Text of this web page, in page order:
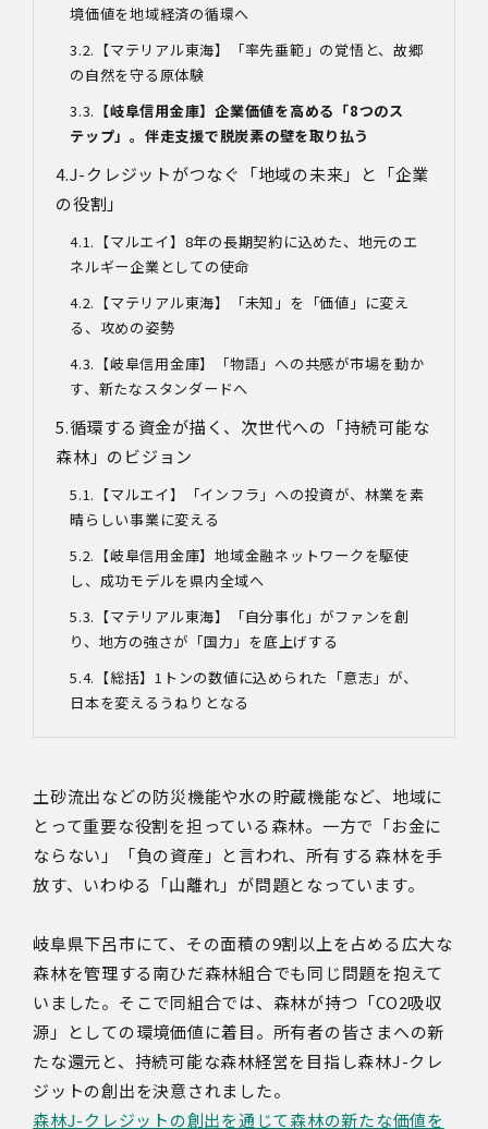
境価値を地域経済の循環へ
【マテリアル東海】「率先垂範」の覚悟と、故郷
の自然を守る原体験
【岐阜信用金庫】企業価値を高める「8つのス
テップ」。伴走支援で脱炭素の壁を取り払う
J-クレジットがつなぐ「地域の未来」と「企業
の役割」
【マルエイ】8年の長期契約に込めた、地元のエ
ネルギー企業としての使命
【マテリアル東海】「未知」を「価値」に変え
る、攻めの姿勢
【岐阜信用金庫】「物語」への共感が市場を動か
す、新たなスタンダードへ
循環する資金が描く、次世代への「持続可能な
森林」のビジョン
【マルエイ】「インフラ」への投資が、林業を素
晴らしい事業に変える
【岐阜信用金庫】地域金融ネットワークを駆使
し、成功モデルを県内全域へ
【マテリアル東海】「自分事化」がファンを創
り、地方の強さが「国力」を底上げする
【総括】1 トンの数値に込められた「意志」が、
日本を変えるうねりとなる
土砂流出などの防災機能や水の貯蔵機能など、地域に
とって重要な役割を担っている森林。一方で「お金に
ならない」「負の資産」と言われ、所有する森林を手
放す、いわゆる「山離れ」が問題となっています。
岐阜県下呂市にて、その面積の9割以上を占める広大な
森林を管理する南ひだ森林組合でも同じ問題を抱えて
いました。そこで同組合では、森林が持つ「CO2吸収
源」としての環境価値に着目。所有者の皆さまへの新
たな還元と、持続可能な森林経営を目指し森林J-クレ
ジットの創出を決意されました。
森林J-クレジットの創出を通じて森林の新たな価値を